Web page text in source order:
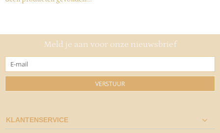
Meld je aan voor onze nieuwsbrief
VERSTUUR
KLANTENSERVICE